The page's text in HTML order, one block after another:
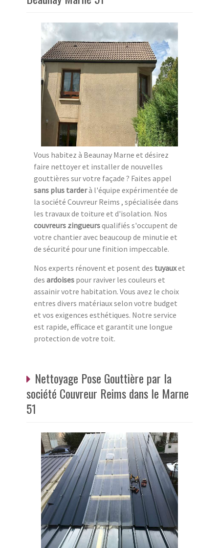
Vous habitez à Beaunay Marne et désirez
faire nettoyer et installer de nouvelles
gouttières sur votre façade ? Faites appel
sans plus tarderà l'équipe expérimentée de
la société Couvreur Reims , spécialisée dans
les travaux de toiture et d'isolation. Nos
couvreurs zingueursqualifiés s'occupent de
votre chantier avec beaucoup de minutie et
de sécurité pour une finition impeccable.
Nos experts rénovent et posent des tuyauxet
des ardoises pour raviver les couleurs et
assainir votre habitation. Vous avez le choix
entres divers matériaux selon votre budget
et vos exigences esthétiques. Notre service
est rapide, efficace et garantit une longue
protection de votre toit.
Nettoyage Pose Gouttière par la
société Couvreur Reims dans le Marne
51